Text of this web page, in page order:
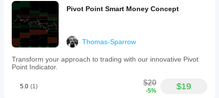
Pivot Point Smart Money Concept
Thomas-Sparrow
Transform your approach to trading with our innovative Pivot
Point Indicator.
5.0 (1) $20
-5% $19